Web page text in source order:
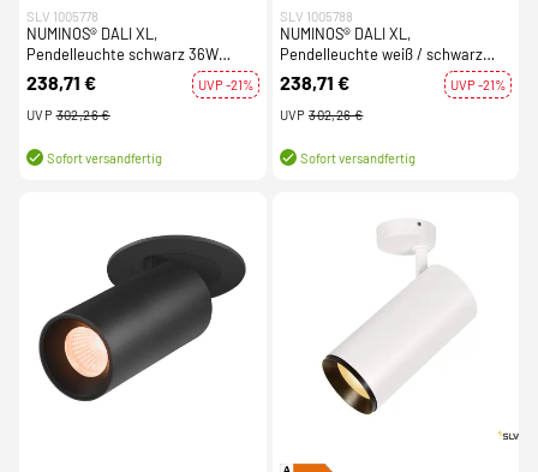
SLV 1005778
NUMINOS® DALI XL,
Pendelleuchte schwarz 36W
2700K 36°
238,71 €
UVP -21%
UVP 302,26 €
Sofort versandfertig
SLV 1005788
NUMINOS® DALI XL,
Pendelleuchte weiß / schwarz
36W 3000K 60°
238,71 €
UVP -21%
UVP 302,26 €
Sofort versandfertig